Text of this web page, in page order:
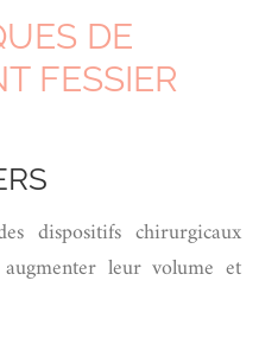
DE
FESSIER
dispositifs chirurgicaux
leur volume et